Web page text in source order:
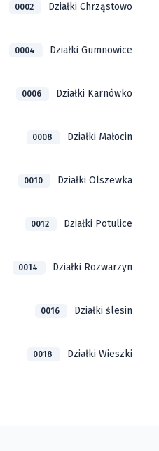
0002 Działki Chrząstowo
0004 Działki Gumnowice
0006 Działki Karnówko
0008 Działki Małocin
0010 Działki Olszewka
0012 Działki Potulice
0014 Działki Rozwarzyn
0016 Działki ślesin
0018 Działki Wieszki